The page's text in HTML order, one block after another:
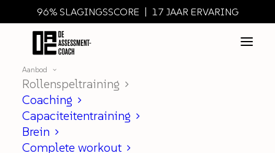
96% SLAGINGSSCORE | 17 JAAR ERVARING
Aanbod
Rollenspeltraining
Coaching
Capaciteitentraining
Brein
Complete workout
Rollenspeltraining